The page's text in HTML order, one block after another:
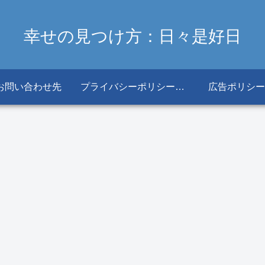
幸せの見つけ方：日々是好日
問い合わせ先 プライバシーポリシー・免責事項 広告ポリシー